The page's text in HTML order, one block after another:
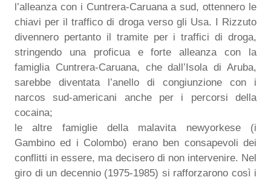
l’alleanza con i Cuntrera-Caruana a sud, ottennero le
chiavi per il traffico di droga verso gli Usa. I Rizzuto
divennero pertanto il tramite per i traffici di droga,
stringendo una proficua e forte alleanza con la
famiglia Cuntrera-Caruana, che dall’Isola di Aruba,
sarebbe diventata l’anello di congiunzione con i
narcos sud-americani anche per i percorsi della
cocaina;
le altre famiglie della malavita newyorkese (i
Gambino ed i Colombo) erano ben consapevoli dei
conflitti in essere, ma decisero di non intervenire. Nel
giro di un decennio (1975-1985) si rafforzarono così i